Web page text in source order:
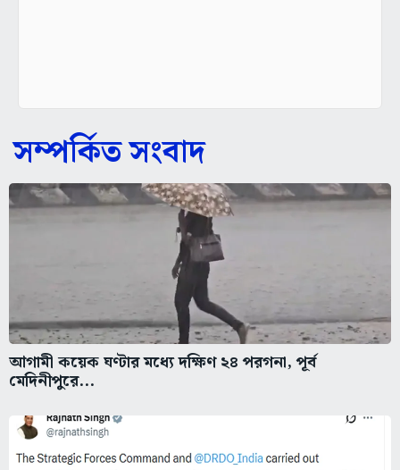
সম্পর্কিত সংবাদ
আগামী কয়েক ঘণ্টার মধ্যে দক্ষিণ ২৪ পরগনা, পূর্ব
মেদিনীপুরে...